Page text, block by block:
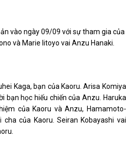
vào ngày 09/09 với sự tham gia của
và Marie Iitoyo vai Anzu Hanaki.
Kaga, bạn của Kaoru. Arisa Komiya
bạn học hiếu chiến của Anzu. Haruka
của Kaoru và Anzu, Hamamoto-
cha của Kaoru. Seiran Kobayashi vai